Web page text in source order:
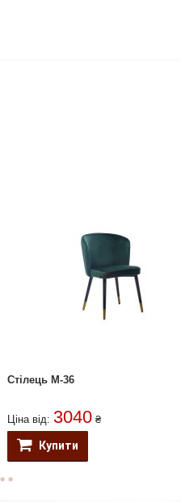
Стілець M-36
Ціна від: 3040 ₴
Купити